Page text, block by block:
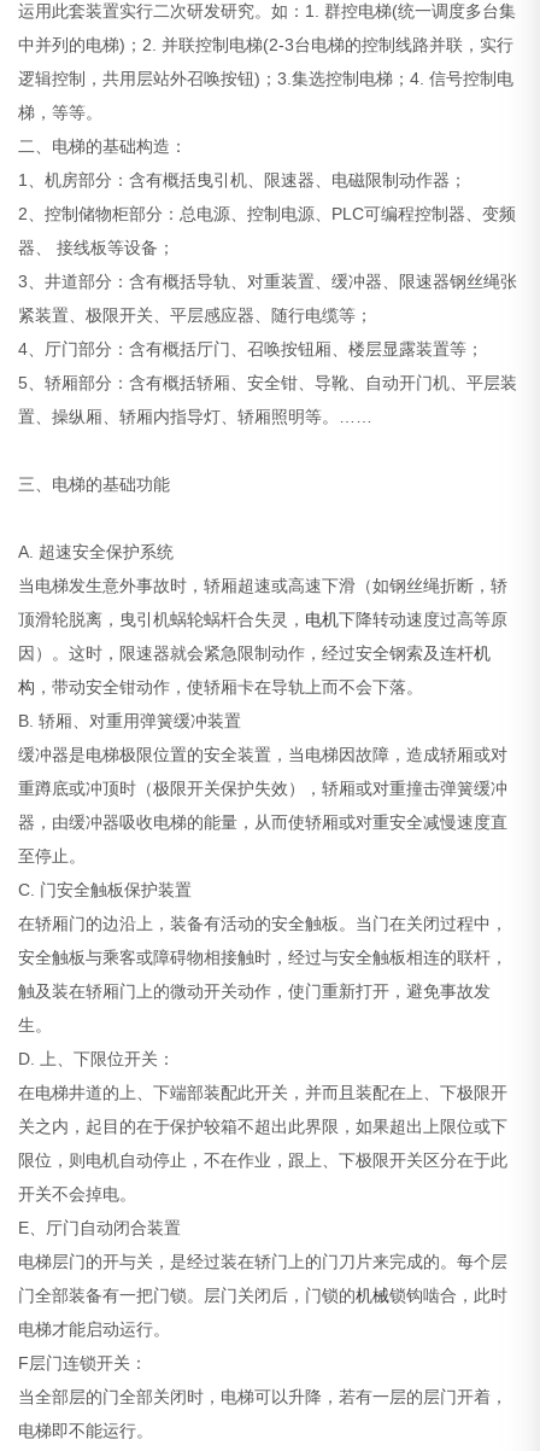
运用此套装置实行二次研发研究。如：1. 群控电梯(统一调度多台集
中并列的电梯)；2. 并联控制电梯(2-3台电梯的控制线路并联，实行
逻辑控制，共用层站外召唤按钮)；3.集选控制电梯；4. 信号控制电
梯，等等。
二、电梯的基础构造：
1、机房部分：含有概括曳引机、限速器、电磁限制动作器；
2、控制储物柜部分：总电源、控制电源、PLC可编程控制器、变频
器、 接线板等设备；
3、井道部分：含有概括导轨、对重装置、缓冲器、限速器钢丝绳张
紧装置、极限开关、平层感应器、随行电缆等；
4、厅门部分：含有概括厅门、召唤按钮厢、楼层显露装置等；
5、轿厢部分：含有概括轿厢、安全钳、导靴、自动开门机、平层装
置、操纵厢、轿厢内指导灯、轿厢照明等。……
三、电梯的基础功能
A. 超速安全保护系统
当电梯发生意外事故时，轿厢超速或高速下滑（如钢丝绳折断，轿
顶滑轮脱离，曳引机蜗轮蜗杆合失灵， 电机下降转动速度过高等原
因）。这时，限速器就会紧急限制动作，经过安全钢索及连杆机
构 ，带动安全钳动作，使轿厢卡在导轨上而不会下落。
B. 轿厢、对重用弹簧缓冲装置
缓冲器是电梯极限位置的安全装置，当电梯因故障，造成轿厢或对
重蹲底或冲顶时（极限开关保护失效），轿厢或对重撞击弹簧缓冲
器，由缓冲器吸收电梯的能量，从而使轿厢或对重安全减慢速度直
至停止。
C. 门安全触板保护装置
在轿厢门的边沿上，装备有活动的安全触板。当门在关闭过程中，
安全触板与乘客或障碍物相接触时，经过与安全触板相连的联杆，
触及装在轿厢门上的微动开关动作，使门重新打开，避免事故发
生。
D. 上、下限位开关：
在电梯井道的上、下端部装配此开关，并而且装配在上、下极限开
关之内，起目的在于保护较箱不超出此界限，如果超出上限位或下
限位，则电机自动停止，不在作业，跟上、下极限开关区分在于此
开关不会掉电。
E、厅门自动闭合装置
电梯层门的开与关，是经过装在轿门上的门刀片来完成的。每个层
门全部装备有一把门锁。层门关闭后，门锁的机械锁钩啮合，此时
电梯才能启动运行。
F层门连锁开关：
当全部层的门全部关闭时，电梯可以升降，若有一层的层门开着，
电梯即不能运行。